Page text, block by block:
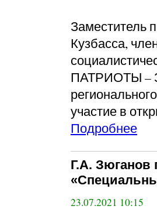
Заместитель
Кузбасса,
ПАТРИОТЫ –
участие в
Подробнее
Г.А. Зюганов
23.07.2021 10:15